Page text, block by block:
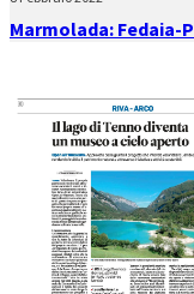
Marmolada: